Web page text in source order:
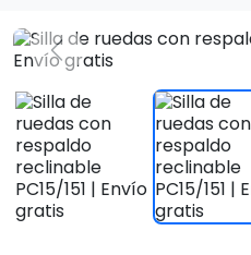
Previous